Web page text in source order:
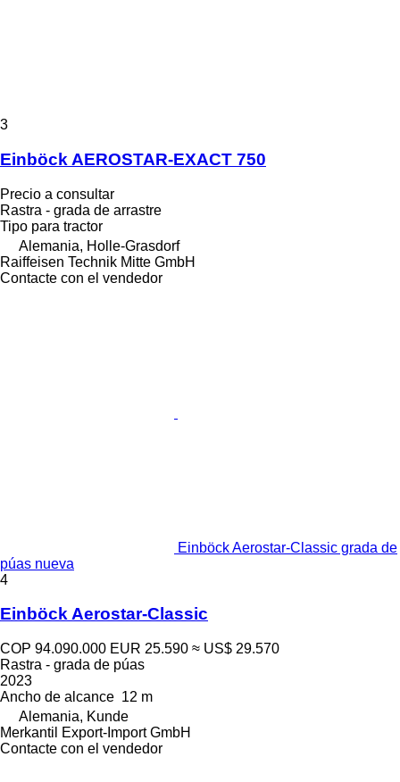
3
Einböck AEROSTAR-EXACT 750
Precio a consultar
Rastra - grada de arrastre
Tipo para tractor
Alemania, Holle-Grasdorf
Raiffeisen Technik Mitte GmbH
Contacte con el vendedor
Einböck Aerostar-Classic grada de
púas nueva
4
Einböck Aerostar-Classic
COP 94.090.000 EUR 25.590 ≈ US$ 29.570
Rastra - grada de púas
2023
Ancho de alcance 12 m
Alemania, Kunde
Merkantil Export-Import GmbH
Contacte con el vendedor